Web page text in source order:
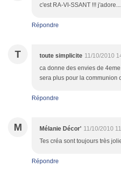
c'est RA-VI-SSANT !!!
Répondre
T toute simplicite 11/10/2010
ca donne des envies de
sera plus pour la communion
Répondre
M Mélanie Décor' 11/10/2010
Tes créa sont toujours très
Répondre